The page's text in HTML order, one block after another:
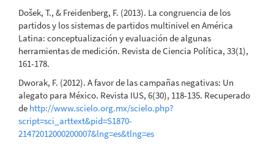
Došek, T., & Freidenberg, F. (2013). La congruencia de los
partidos y los sistemas de partidos multinivel en América
Latina: conceptualización y evaluación de algunas
herramientas de medición. Revista de Ciencia Política, 33(1),
161-178.
Dworak, F. (2012). A favor de las campañas negativas: Un
alegato para México. Revista IUS, 6(30), 118-135. Recuperado
de http://www.scielo.org.mx/scielo.php?
script=sci_arttext&pid=S1870-
21472012000200007&lng=es&tlng=es